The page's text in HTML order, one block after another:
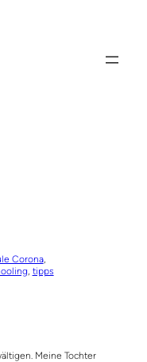
Corona,
tipps
Meine Tochter